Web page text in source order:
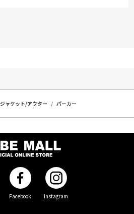
ジャケット/アウター パーカー
Facebook Instagram